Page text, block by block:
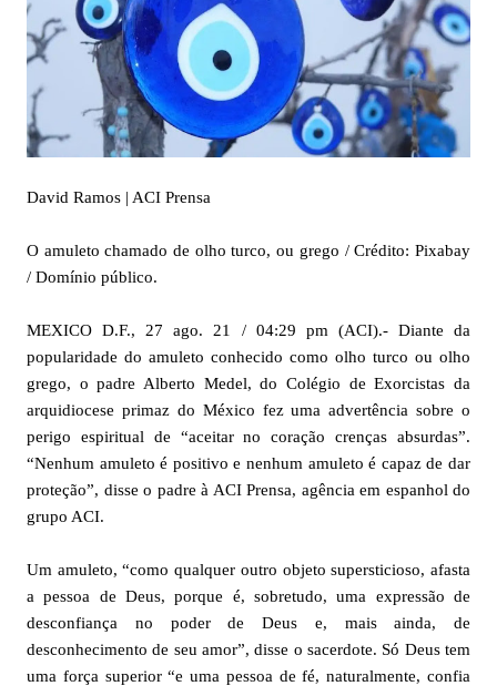
David Ramos | ACI Prensa
O amuleto chamado de olho turco, ou grego / Crédito: Pixabay
/ Domínio público.
MEXICO D.F., 27 ago. 21 / 04:29 pm (ACI).- Diante da
popularidade do amuleto conhecido como olho turco ou olho
grego, o padre Alberto Medel, do Colégio de Exorcistas da
arquidiocese primaz do México fez uma advertência sobre o
perigo espiritual de “aceitar no coração crenças absurdas”.
“Nenhum amuleto é positivo e nenhum amuleto é capaz de dar
proteção”, disse o padre à ACI Prensa, agência em espanhol do
grupo ACI.
Um amuleto, “como qualquer outro objeto supersticioso, afasta
a pessoa de Deus, porque é, sobretudo, uma expressão de
desconfiança no poder de Deus e, mais ainda, de
desconhecimento de seu amor”, disse o sacerdote. Só Deus tem
uma força superior “e uma pessoa de fé, naturalmente, confia